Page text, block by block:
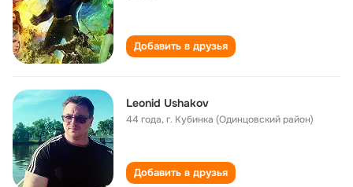
Добавить в друзья
Leonid Ushakov
44 года,г. Кубинка (Одинцовский район)
Добавить в друзья